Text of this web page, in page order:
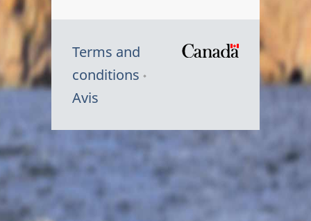
Terms and
conditions
Avis
Symbole
Canada